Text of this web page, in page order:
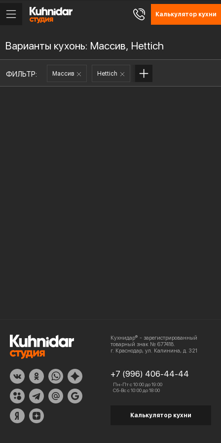
Калькулятор кухни
Варианты кухонь: Массив, Hettich
ФИЛЬТР: Массив Hettich
Кухнидар® - зарегистрированный
товарный знак № 677418.
г. Краснодар, ул. Калинина, д. 321
+7 (996) 406-44-44
Пн-Пт с 10:00 до 19:00
Сб-Вс с 10:00 до 18:00
Калькулятор кухни